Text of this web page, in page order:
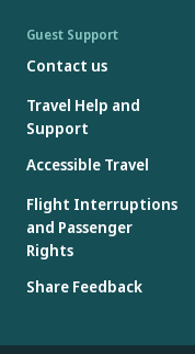
Guest Support
Contact us
Travel Help and
Support
Accessible Travel
Flight Interruptions
and Passenger
Rights
Share Feedback